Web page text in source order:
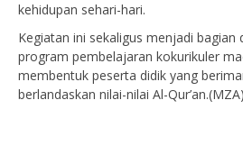
kehidupan sehari-hari.
Kegiatan ini sekaligus menjadi bagian
program pembelajaran kokurikuler
membentuk peserta didik yang
berlandaskan nilai-nilai Al-Qur’an.(MZA)